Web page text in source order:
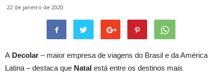
22 de janeiro de 2020
A Decolar – maior empresa de viagens do Brasil e da América
Latina – destaca que Natal está entre os destinos mais